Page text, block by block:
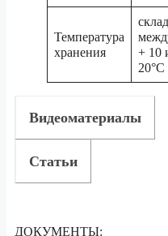
Температура
хранения
+ 10
20°C
Видеоматериалы
Статьи
ДОКУМЕНТЫ: